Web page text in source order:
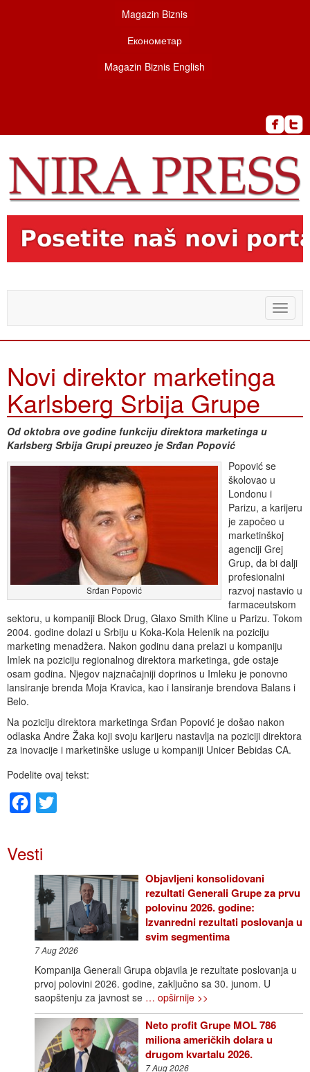
Magazin Biznis
Економетар
Magazin Biznis English
Toggle
Novi direktor marketinga
Karlsberg Srbija Grupe
Od oktobra ove godine funkciju direktora marketinga u
Karlsberg Srbija Grupi preuzeo je Srđan Popović
Srđan Popović
Popović se
školovao u
Londonu i
Parizu, a karijeru
je započeo u
marketinškoj
agenciji Grej
Grup, da bi dalji
profesionalni
razvoj nastavio u
farmaceutskom
sektoru, u kompaniji Block Drug, Glaxo Smith Kline u Parizu. Tokom
2004. godine dolazi u Srbiju u Koka-Kola Helenik na poziciju
marketing menadžera. Nakon godinu dana prelazi u kompaniju
Imlek na poziciju regionalnog direktora marketinga, gde ostaje
osam godina. Njegov najznačajniji doprinos u Imleku je ponovno
lansiranje brenda Moja Kravica, kao i lansiranje brendova Balans i
Belo.
Na poziciju direktora marketinga Srđan Popović je došao nakon
odlaska Andre Žaka koji svoju karijeru nastavlja na poziciji direktora
za inovacije i marketinške usluge u kompaniji Unicer Bebidas CA.
Podelite ovaj tekst:
Facebook
Vesti
Objavljeni konsolidovani
rezultati Generali Grupe za prvu
polovinu 2026. godine:
Izvanredni rezultati poslovanja u
svim segmentima
7 Aug 2026
Kompanija Generali Grupa objavila je rezultate poslovanja u
prvoj polovini 2026. godine, zaključno sa 30. junom. U
saopštenju za javnost se … opširnije >>
Neto profit Grupe MOL 786
miliona američkih dolara u
drugom kvartalu 2026.
7 Aug 2026